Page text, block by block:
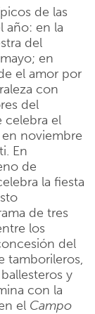
de las
año: en la
del
en
el amor por
con
del
celebra el
en noviembre
En
de
la fiesta
de tres
los
del
tamborileros,
y
con la
el Campo